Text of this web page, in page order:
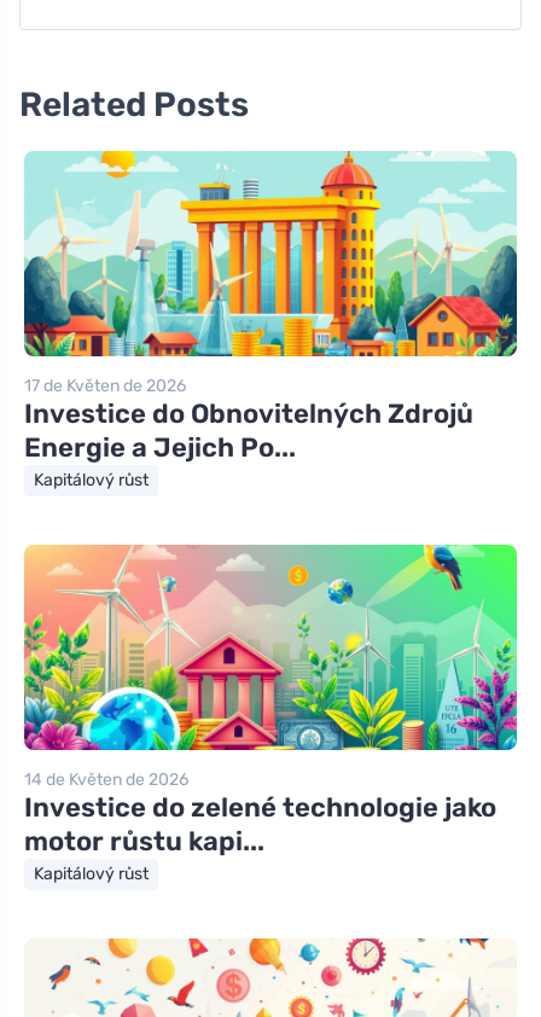
Related Posts
17 de Květen de 2026
Investice do Obnovitelných Zdrojů
Energie a Jejich Po...
Kapitálový růst
14 de Květen de 2026
Investice do zelené technologie jako
motor růstu kapi...
Kapitálový růst